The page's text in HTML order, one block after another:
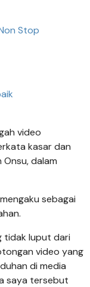
Stop
video
kasar dan
dalam
sebagai
tidak luput dari
video yang
di media
saya tersebut